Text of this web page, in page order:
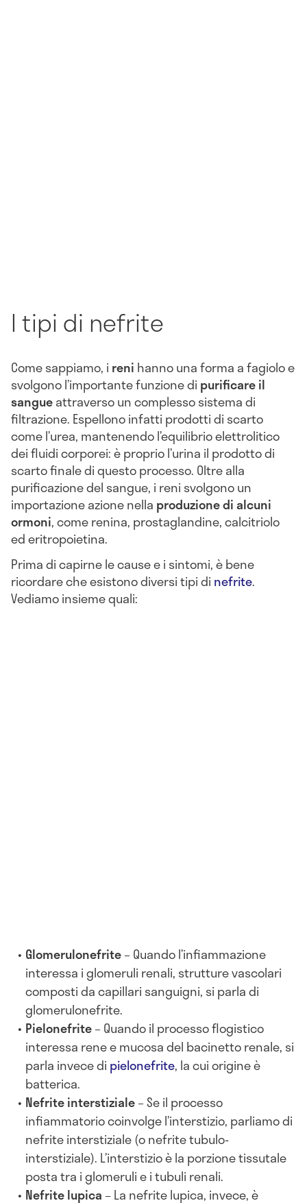
I tipi di nefrite
Come sappiamo, i reni hanno una forma a fagiolo e
svolgono l’importante funzione di purificare il
sangueattraverso un complesso sistema di
filtrazione. Espellono infatti prodotti di scarto
come l’urea, mantenendo l’equilibrio elettrolitico
dei fluidi corporei: è proprio l’urina il prodotto di
scarto finale di questo processo. Oltre alla
purificazione del sangue, i reni svolgono un
importazione azione nella produzione di alcuni
ormoni, come renina, prostaglandine, calcitriolo
ed eritropoietina.
Prima di capirne le cause e i sintomi, è bene
ricordare che esistono diversi tipi di nefrite.
Vediamo insieme quali:
Glomerulonefrite– Quando l’infiammazione
interessa i glomeruli renali, strutture vascolari
composti da capillari sanguigni, si parla di
glomerulonefrite.
Pielonefrite– Quando il processo flogistico
interessa rene e mucosa del bacinetto renale, si
parla invece di pielonefrite, la cui origine è
batterica.
Nefrite interstiziale– Se il processo
infiammatorio coinvolge l’interstizio, parliamo di
nefrite interstiziale (o nefrite tubulo-
interstiziale). L’interstizio è la porzione tissutale
posta tra i glomeruli e i tubuli renali.
Nefrite lupica – La nefrite lupica, invece, è